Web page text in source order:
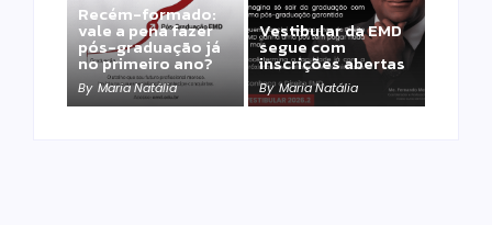
Recém-formado:
vale a pena fazer
pós-graduação já
no primeiro ano?
By Maria Natália
Vestibular da EMD
segue com
inscrições abertas
By Maria Natália